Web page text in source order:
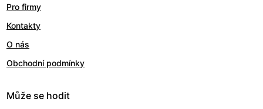
Pro firmy
Kontakty
O nás
Obchodní podmínky
Může se hodit